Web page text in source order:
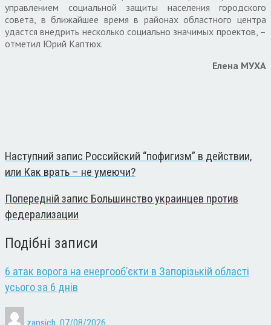
управлением социальной защиты населения городского
совета, в ближайшее время в районах областного центра
удастся внедрить несколько социально значимых проектов, –
отметил Юрий Каптюх.
Елена МУХА
Наступний запис Российский “пофигизм” в действии,
или Как врать – не умеючи?
Попередній запис Большинство украинцев против
федерализации
Подібні записи
6 атак ворога на енергооб’єкти в Запорізькій області
усього за 6 днів